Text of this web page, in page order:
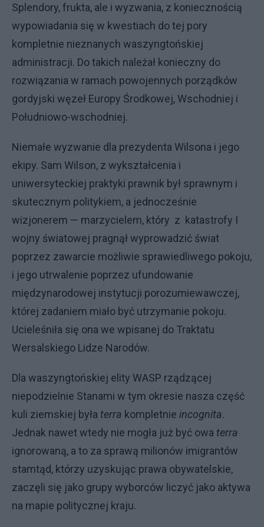
Splendory, frukta, ale i wyzwania, z koniecznością
wypowiadania się w kwestiach do tej pory
kompletnie nieznanych waszyngtońskiej
administracji. Do takich należał konieczny do
rozwiązania w ramach powojennych porządków
gordyjski węzeł Europy Środkowej, Wschodniej i
Południowo-wschodniej.
Niemałe wyzwanie dla prezydenta Wilsona i jego
ekipy. Sam Wilson, z wykształcenia i
uniwersyteckiej praktyki prawnik był sprawnym i
skutecznym politykiem, a jednocześnie
wizjonerem — marzycielem, który z katastrofy I
wojny światowej pragnął wyprowadzić świat
poprzez zawarcie możliwie sprawiedliwego pokoju,
i jego utrwalenie poprzez ufundowanie
międzynarodowej instytucji porozumiewawczej,
której zadaniem miało być utrzymanie pokoju.
Ucieleśniła się ona we wpisanej do Traktatu
Wersalskiego Lidze Narodów.
Dla waszyngtońskiej elity WASP rządzącej
niepodzielnie Stanami w tym okresie nasza część
kuli ziemskiej była terra kompletnie incognita.
Jednak nawet wtedy nie mogła już być owa terra
ignorowaną, a to za sprawą milionów imigrantów
stamtąd, którzy uzyskując prawa obywatelskie,
zaczęli się jako grupy wyborców liczyć jako aktywa
na mapie politycznej kraju.